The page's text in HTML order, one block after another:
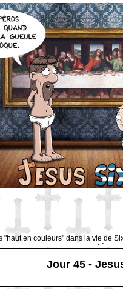
en couleurs" dans la vie de
moeurs particulières
Jour 45 -